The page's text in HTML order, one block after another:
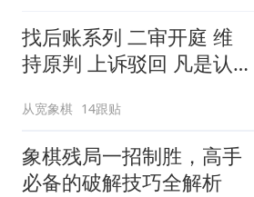
找后账系列 二审开庭 维
持原判 上诉驳回 凡是认
从宽象棋 14跟贴
象棋残局一招制胜，高手
必备的破解技巧全解析